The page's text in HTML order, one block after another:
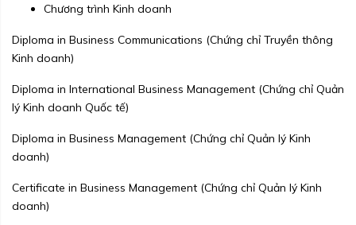
Chương trình Kinh doanh
Diploma in Business Communications (Chứng chỉ Truyền thông
Kinh doanh)
Diploma in International Business Management (Chứng chỉ Quản
lý Kinh doanh Quốc tế)
Diploma in Business Management (Chứng chỉ Quản lý Kinh
doanh)
Certificate in Business Management (Chứng chỉ Quản lý Kinh
doanh)